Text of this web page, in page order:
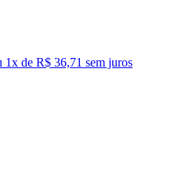
1x de R$ 36,71 sem juros